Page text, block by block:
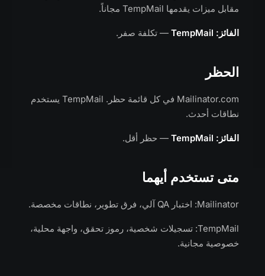
مقابل ميزات يقدمها TempMail مجاناً.
الفائز: TempMail — تكلفة صفر.
الحظر
Mailinator.com في كل قائمة حظر. TempMail يستخدم
نطاقات أحدث.
الفائز: TempMail — حظر أقل.
متى تستخدم أيهما
Mailinator: اختبار QA آلي، فرق تطوير، نطاقات مخصصة.
TempMail: تسجيلات شخصية، رموز تحقق، واجهة محلية،
خصوصية مجانية.